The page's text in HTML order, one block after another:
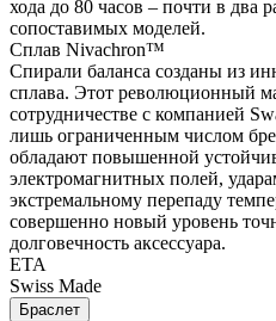
хода до 80 часов – почти в два
сопоставимых моделей.
Сплав Nivachron™
Спирали баланса созданы из
сплава. Этот революционный
сотрудничестве с компанией
лишь ограниченным числом
обладают повышенной
электромагнитных полей,
экстремальному перепаду
совершенно новый уровень
долговечность аксессуара.
ETA
Swiss Made
Браслет